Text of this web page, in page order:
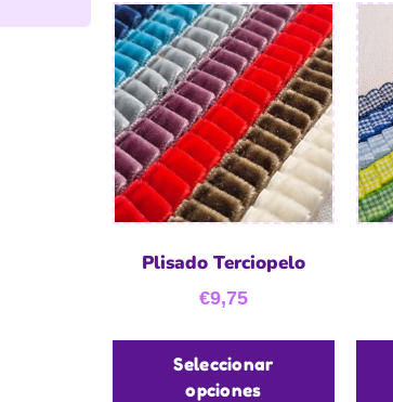
Plisado Terciopelo
€9,75
Seleccionar
opciones